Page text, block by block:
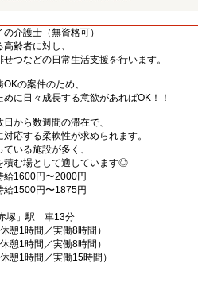
介護士（無資格可）
齢者に対し、
つなどの日常生活支援を行います。
の案件のため、
に日々成長する意欲があればOK！！
から数週間の滞在で、
応する柔軟性が求められます。
いる施設が多く、
積む場として適しています◎
給1600円〜2000円
給1500円〜1875円
塚」駅 車13分
憩1時間／実働8時間）
憩1時間／実働8時間）
憩1時間／実働15時間）